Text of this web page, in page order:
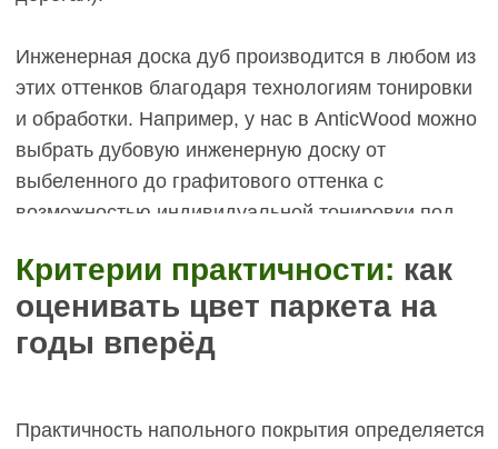
сочетается с большинством стилей интерьера —
от скандинавского минимализма до классики.
или перекрасить стены, светлый пол останется
актуальным фоном. Паркет темного цвета более
категоричен: он задаёт тон всему интерьеру и
требует соответствующего окружения. Переделка
интерьера может потребовать циклёвки и
что технически возможно, но затратно.
Визуальное влияние на пространство.
Светлые цвета паркета отражают свет, визуально
расширяют комнату, поднимают потолки, создают
освещения (северные окна). Тёмные оттенки